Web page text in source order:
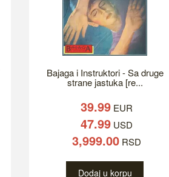
Bajaga i Instruktori - Sa druge
strane jastuka [re...
39.99EUR
47.99USD
3,999.00RSD
Dodaj u korpu